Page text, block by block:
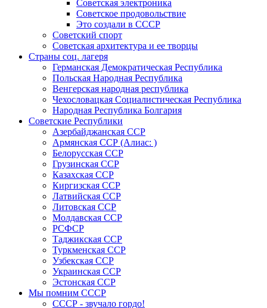
Советская электроника
Советское продовольствие
Это создали в СССР
Советский спорт
Советская архитектура и ее творцы
Страны соц. лагеря
Германская Демократическая Республика
Польская Народная Республика
Венгерская народная республика
Чехословацкая Социалистическая Республика
Народная Республика Болгария
Советские Республики
Азербайджанская ССР
Армянская ССР (Алиас: )
Белорусская ССР
Грузинская ССР
Казахская ССР
Киргизская ССР
Латвийская ССР
Литовская ССР
Молдавская ССР
РСФСР
Таджикская ССР
Туркменская ССР
Узбекская ССР
Украинская ССР
Эстонская ССР
Мы помним СССР
СССР - звучало гордо!